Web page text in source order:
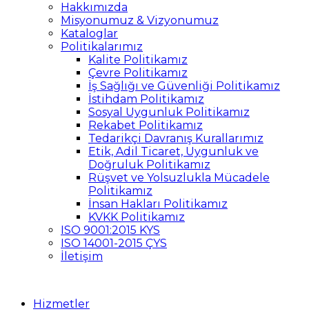
Hakkımızda
Misyonumuz & Vizyonumuz
Kataloglar
Politikalarımız
Kalite Politikamız
Çevre Politikamız
İş Sağlığı ve Güvenliği Politikamız
İstihdam Politikamız
Sosyal Uygunluk Politikamız
Rekabet Politikamız
Tedarikçi Davranış Kurallarımız
Etik, Adil Ticaret, Uygunluk ve
Doğruluk Politikamız
Rüşvet ve Yolsuzlukla Mücadele
Politikamız
İnsan Hakları Politikamız
KVKK Politikamız
ISO 9001:2015 KYS
ISO 14001-2015 ÇYS
İletişim
Hizmetler